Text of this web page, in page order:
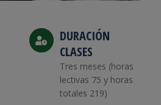
DURACIÓN
CLASES
Tres meses (horas
lectivas 75 y horas
totales 219)